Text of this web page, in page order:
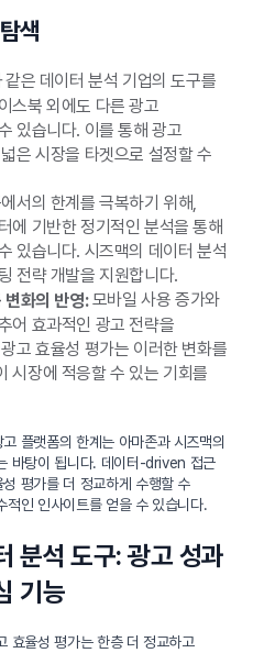
색
은 데이터 분석 기업의 도구를
스북 외에도 다른 광고
있습니다. 이를 통해 광고
은 시장을 타겟으로 설정할 수
서의 한계를 극복하기 위해,
에 기반한 정기적인 분석을 통해
있습니다. 시즈맥의 데이터 분석
전략 개발을 지원합니다.
변화의 반영:모바일 사용 증가와
어 효과적인 광고 전략을
고 효율성 평가는 이러한 변화를
시장에 적응할 수 있는 기회를
플랫폼의 한계는 아마존과 시즈맥의
바탕이 됩니다. 데이터-driven 접근
평가를 더 정교하게 수행할 수
적인 인사이트를 얻을 수 있습니다.
분석 도구: 광고 성과
기능
효율성 평가는 한층 더 정교하고